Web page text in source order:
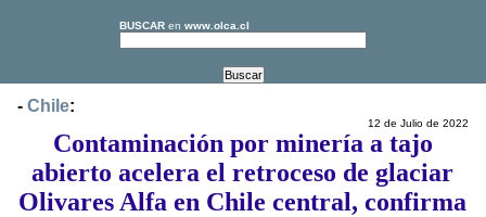
BUSCAR en www.olca.cl
- Chile:
12 de Julio de 2022
Contaminación por minería a tajo
abierto acelera el retroceso de glaciar
Olivares Alfa en Chile central, confirma